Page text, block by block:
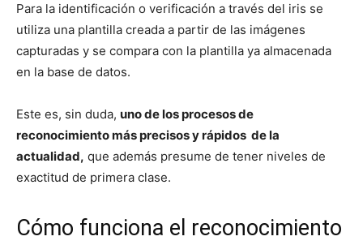
Para la identificación o verificación a través del iris se
utiliza una plantilla creada a partir de las imágenes
capturadas y se compara con la plantilla ya almacenada
en la base de datos.
Este es, sin duda, uno de los procesos de
reconocimiento más precisos y rápidos de la
actualidad, que además presume de tener niveles de
exactitud de primera clase.
Cómo funciona el reconocimiento